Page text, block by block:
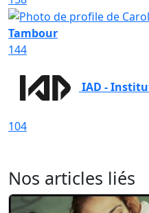
Tambour
144
IAD -
104
Nos articles liés